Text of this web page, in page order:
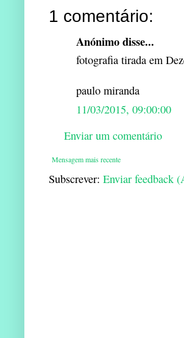
1 comentário:
Anónimo disse...
fotografia tirada em
paulo miranda
11/03/2015, 09:00:00
Enviar um comentário
Mensagem mais recente
Subscrever: Enviar feedback